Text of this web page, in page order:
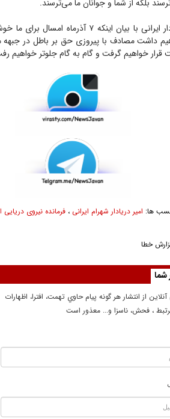
بلکه از شما و جوانان ما می‌ترسند.
دریادار ایرانی با بیان اینکه ۷
داشت مصادف با پیروزی حق بر باطل در
قرار خواهیم گرفت و گام به گام جلوتر خواهیم
ها: امیر دریادار شهرام ایرانی ، فرمانده نیروی
خطا
شما
از انتشار هر گونه پيام حاوي تهمت، افترا، اظهارات
، فحش، ناسزا و... معذور است